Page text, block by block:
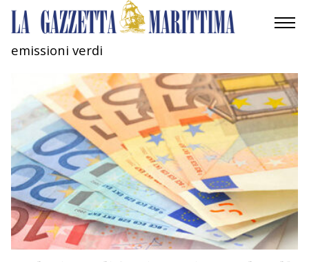
MOBILITÀ
INDUSTRIA
RICERCA
ECONOMIA
TURISMO
emissioni verdi